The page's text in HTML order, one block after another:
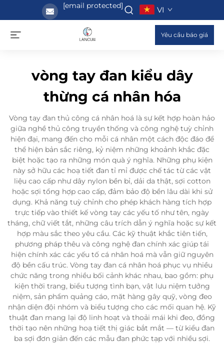
[email protected] VI
Yêu cầu báo giá
vòng tay đan kiểu dây
thừng cá nhân hóa
Vòng tay đan thủ công cá nhân hoá là sự kết hợp hoàn hảo
giữa nghề thủ công truyền thống và công nghệ tuỳ chỉnh
hiện đại, mang đến cho mỗi cá nhân một cách độc đáo để
thể hiện bản sắc riêng, kỷ niệm những khoảnh khắc đặc
biệt hoặc tạo ra những món quà ý nghĩa. Những phụ kiện
này sở hữu các hoạ tiết đan tỉ mỉ được chế tác từ các vật
liệu cao cấp như dây nylon bền bỉ, dải da thật, sợi cotton
hoặc sợi tổng hợp cao cấp, đảm bảo độ bền lâu dài khi sử
dụng. Khả năng tuỳ chỉnh cho phép khách hàng tích hợp
trực tiếp vào thiết kế vòng tay các yếu tố như tên, ngày
tháng, chữ viết tắt, những câu trích dẫn ý nghĩa hoặc sự kết
hợp màu sắc theo yêu cầu. Các kỹ thuật khắc tiên tiến,
phương pháp thêu và công nghệ đan chính xác giúp tái
hiện chính xác các yếu tố cá nhân hoá mà vẫn giữ nguyên
độ bền cấu trúc. Vòng tay đan cá nhân hoá phục vụ nhiều
chức năng trong nhiều bối cảnh khác nhau, bao gồm: phụ
kiện thời trang, biểu tượng tình bạn, vật lưu niệm tưởng
niệm, sản phẩm quảng cáo, mặt hàng gây quỹ, vòng đeo
nhận diện đội nhóm và biểu tượng cho các mối quan hệ. Kỹ
thuật đan mang lại độ linh hoạt và thoải mái khi đeo, đồng
thời tạo nên những hoạ tiết thị giác bắt mắt — từ kiểu đan
ba sợi đơn giản đến các mẫu đan phức tạp với nhiều sợi.